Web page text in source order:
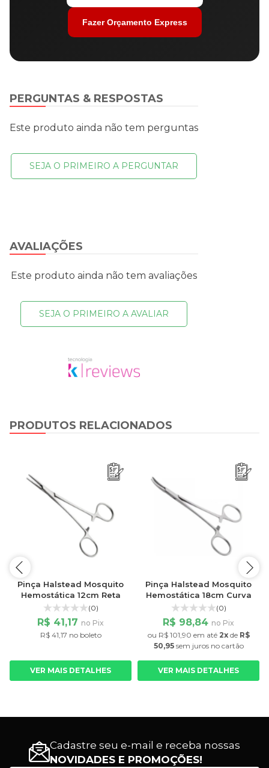
Fazer Orçamento Express
AVALIAÇÕES
Este produto ainda não tem avaliações
SEJA O PRIMEIRO A AVALIAR
PERGUNTAS & RESPOSTAS
Este produto ainda não tem perguntas
SEJA O PRIMEIRO A PERGUNTAR
PRODUTOS RELACIONADOS
Pinça Halstead Mosquito
Hemostática 12cm Reta
(0)
R$ 41,17 no Pix
R$ 41,17 no boleto
VER MAIS DETALHES
Pinça Halstead Mosquito
Hemostática 18cm Curva
(0)
R$ 98,84 no Pix
ou R$ 101,90 em até 2xde R$
50,95 sem jurosno cartão
VER MAIS DETALHES
Cadastre seu e-mail e receba nossas
NOVIDADES E PROMOÇÕES!